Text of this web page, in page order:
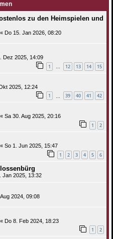
zu den Heimspielen und
« Do 15. Jan 2026, 08:20
Dez 2025, 14:09
1 … 12 13 14 15
2025, 12:24
1 39 40 41 42
« Sa 30. Aug 2025, 20:16
1 2
« So 1. Jun 2025, 15:47
1 2 3 4 5 6
Jan 2025, 13:32
2024, 09:08
« Do 8. Feb 2024, 18:23
1 2